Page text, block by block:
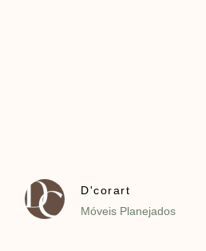
D'corart
Móveis Planejados